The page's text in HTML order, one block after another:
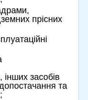
прісних
інших засобів
та